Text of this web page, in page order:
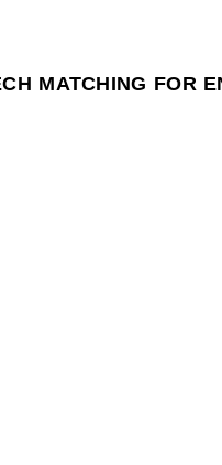
MATCHING FOR